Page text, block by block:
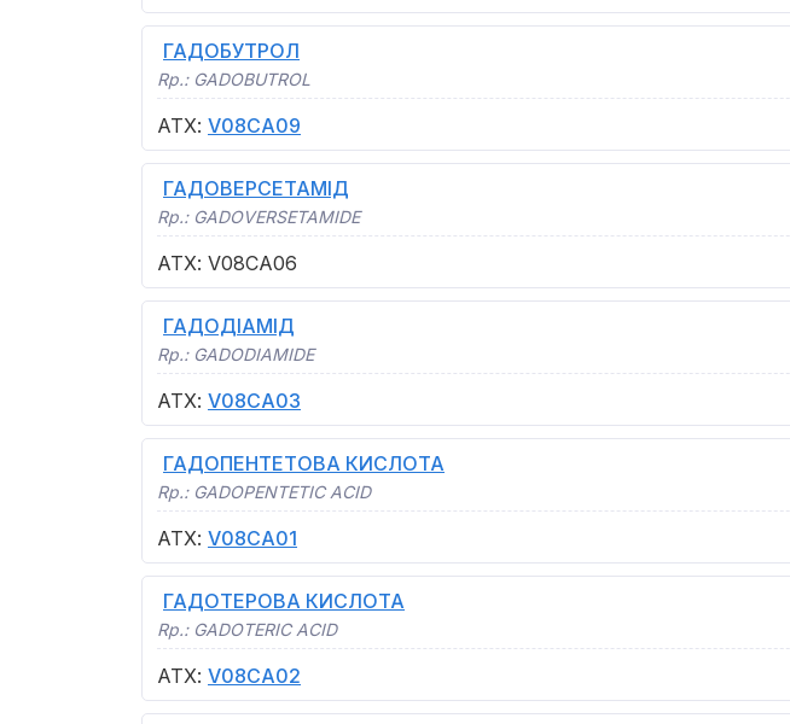
ГАДОБУТРОЛ
Rp.: GADOBUTROL
АТХ: V08CA09
ГАДОВЕРСЕТАМІД
Rp.: GADOVERSETAMIDE
АТХ: V08CA06
ГАДОДІАМІД
Rp.: GADODIAMIDE
АТХ: V08CA03
ГАДОПЕНТЕТОВА КИСЛОТА
Rp.: GADOPENTETIC ACID
АТХ: V08CA01
ГАДОТЕРОВА КИСЛОТА
Rp.: GADOTERIC ACID
АТХ: V08CA02